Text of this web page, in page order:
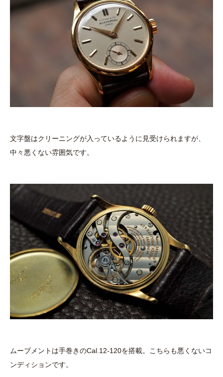
文字盤はクリーニングが入っているように見受けられますが、
中々悪くない雰囲気です。
ムーブメントは手巻きのCal.12-120を搭載。こちらも悪くないコ
ンディションです。